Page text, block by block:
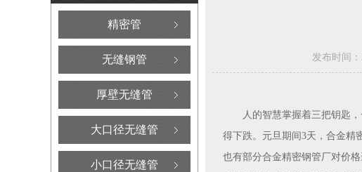
精密管
无缝钢管
厚壁无缝管
大口径无缝管
小口径无缝管
发布时间：
人的智慧掌握着三把钥匙
得下跌。元旦期间3天，合金精
也有部分合金精密钢管厂对价